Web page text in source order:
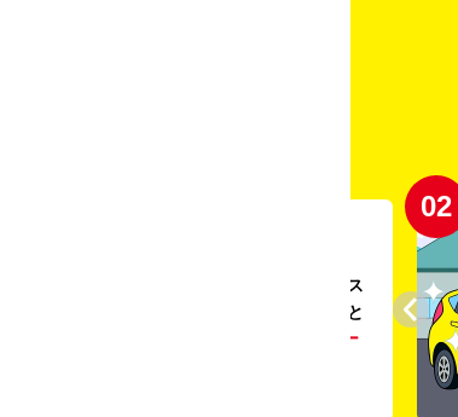
。ガソリンス
タンドや整備工場の既存インフラを活用すること
リー
02